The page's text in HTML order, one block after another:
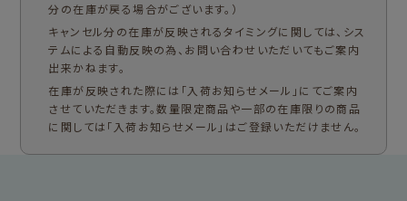
分の在庫が戻る場合がございます。）
キャンセル分の在庫が反映されるタイミングに関しては、シス
テムによる自動反映の為、お問い合わせいただいてもご案内
出来かねます。
在庫が反映された際には「入荷お知らせメール」にてご案内
させていただきます。数量限定商品や一部の在庫限りの商品
に関しては「入荷お知らせメール」はご登録いただけません。